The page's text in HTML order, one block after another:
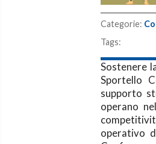
Categorie:
Tags:
Sostenere
Sportello
supporto
operano
operativo